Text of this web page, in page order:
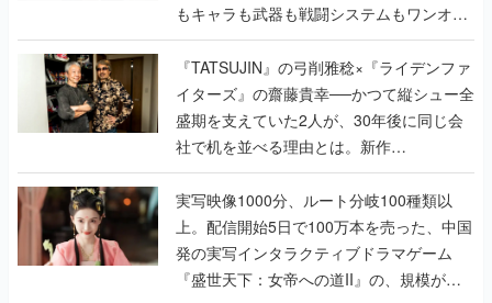
もキャラも武器も戦闘システムもワンオフ
で作り込まれた理由を両ディレクターに聞
く
『TATSUJIN』の弓削雅稔×『ライデンファ
イターズ』の齋藤貴幸──かつて縦シュー全
盛期を支えていた2人が、30年後に同じ会
社で机を並べる理由とは。新作
『TATSUJIN EXTREME』で初タッグを組
んだレジェンド2人に訊く開発秘話
実写映像1000分、ルート分岐100種類以
上。配信開始5日で100万本を売った、中国
発の実写インタラクティブドラマゲーム
『盛世天下：女帝への道II』の、規模が違